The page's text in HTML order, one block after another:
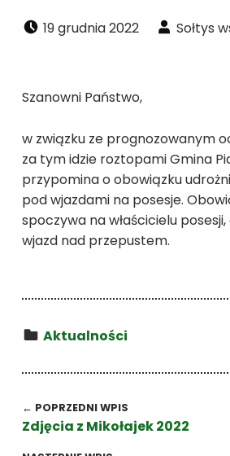
Dodano:
19 grudnia 2022
Napisał:
Sołtys
Szanowni Państwo,
w związku ze prognozowanym
za tym idzie roztopami Gmina
przypomina o obowiązku
pod wjazdami na posesje.
spoczywa na właścicielu
wjazd nad przepustem.
Kategoria:
Aktualności
← POPRZEDNI WPIS
Zdjęcia z Mikołajek 2022